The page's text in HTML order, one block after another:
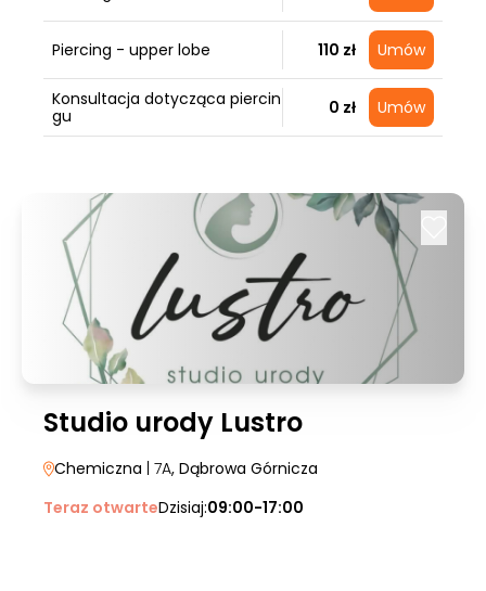
Piercing - upper lobe 110 zł Umów
Konsultacja dotycząca piercin
gu
0 zł Umów
Studio urody Lustro
Chemiczna | 7A, Dąbrowa Górnicza
Teraz otwarteDzisiaj:09:00-17:00